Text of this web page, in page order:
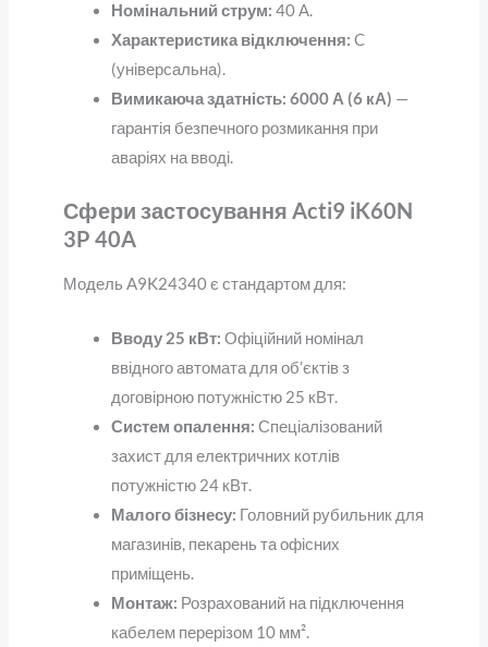
Номінальний струм: 40 А.
Характеристика відключення: C
(універсальна).
Вимикаюча здатність: 6000 А (6 кА) —
гарантія безпечного розмикання при
аваріях на вводі.
Сфери застосування Acti9 iK60N
3P 40A
Модель A9K24340 є стандартом для:
Вводу 25 кВт: Офіційний номінал
ввідного автомата для об’єктів з
договірною потужністю 25 кВт.
Систем опалення: Спеціалізований
захист для електричних котлів
потужністю 24 кВт.
Малого бізнесу: Головний рубильник для
магазинів, пекарень та офісних
приміщень.
Монтаж: Розрахований на підключення
кабелем перерізом 10 мм².